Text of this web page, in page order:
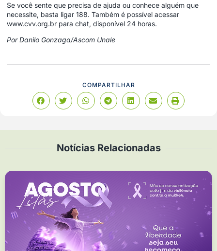
Se você sente que precisa de ajuda ou conhece alguém que
necessite, basta ligar 188. Também é possível acessar
www.cvv.org.br para chat, disponível 24 horas.
Por Danilo Gonzaga/Ascom Unale
COMPARTILHAR
Notícias Relacionadas